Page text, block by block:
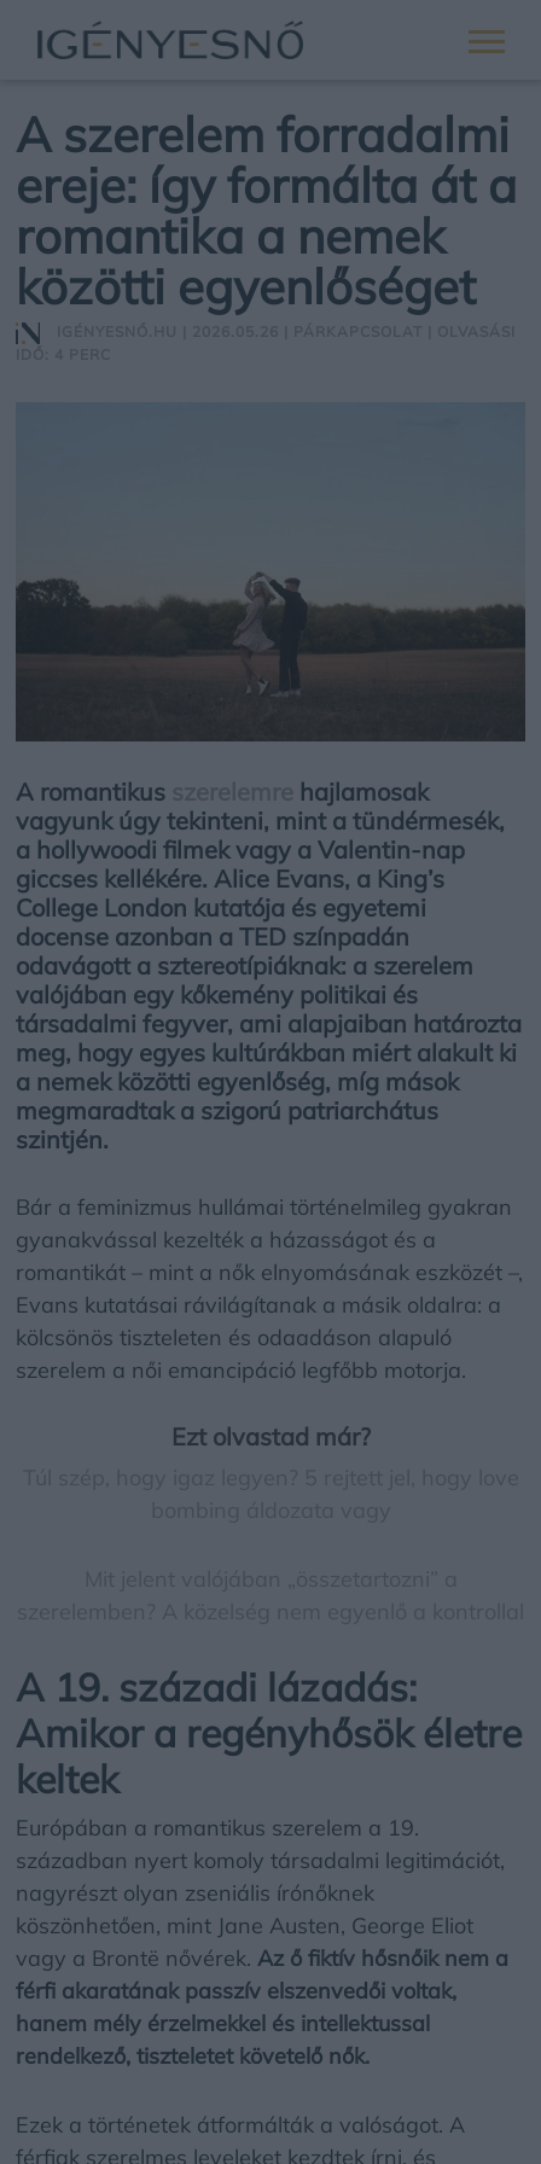
A szerelem forradalmi
ereje: így formálta át a
romantika a nemek
közötti egyenlőséget
A romantikus
hajlamosak
vagyunk úgy tekinteni, mint a tündérmesék,
a hollywoodi filmek vagy a Valentin-nap
giccses kellékére. Alice Evans, a King’s
College London kutatója és egyetemi
docense azonban a TED színpadán
odavágott a sztereotípiáknak: a szerelem
valójában egy kőkemény politikai és
társadalmi fegyver, ami alapjaiban határozta
meg, hogy egyes kultúrákban miért alakult ki
a nemek közötti egyenlőség, míg mások
megmaradtak a szigorú patriarchátus
szintjén.
Bár a feminizmus hullámai történelmileg gyakran
gyanakvással kezelték a házasságot és a
romantikát – mint a nők elnyomásának eszközét –,
Evans kutatásai rávilágítanak a másik oldalra: a
kölcsönös tiszteleten és odaadáson alapuló
szerelem a női emancipáció legfőbb motorja.
Ezt olvastad már?
A 19. századi lázadás:
Amikor a regényhősök életre
keltek
Európában a romantikus szerelem a 19.
században nyert komoly társadalmi legitimációt,
nagyrészt olyan zseniális írónőknek
köszönhetően, mint Jane Austen, George Eliot
vagy a Brontë nővérek.Az ő fiktív hősnőik nem a
férfi akaratának passzív elszenvedői voltak,
hanem mély érzelmekkel és intellektussal
rendelkező, tiszteletet követelő nők.
Ezek a történetek átformálták a valóságot. A
férfiak szerelmes leveleket kezdtek írni, és